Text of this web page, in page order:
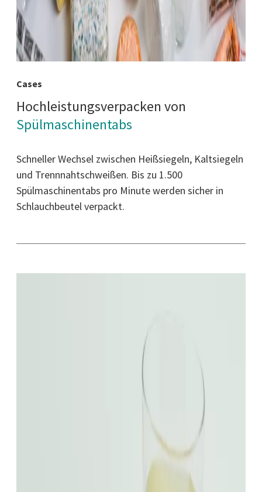
Cases
Hochleistungsverpacken von
Spülmaschinentabs
Schneller Wechsel zwischen Heißsiegeln, Kaltsiegeln
und Trennnahtschweißen. Bis zu 1.500
Spülmaschinentabs pro Minute werden sicher in
Schlauchbeutel verpackt.